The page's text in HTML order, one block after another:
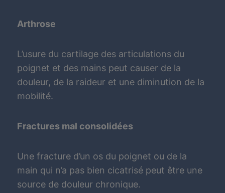
Arthrose
L’usure du cartilage des articulations du
poignet et des mains peut causer de la
douleur, de la raideur et une diminution de la
mobilité.
Fractures mal consolidées
Une fracture d’un os du poignet ou de la
main qui n’a pas bien cicatrisé peut être une
source de douleur chronique.